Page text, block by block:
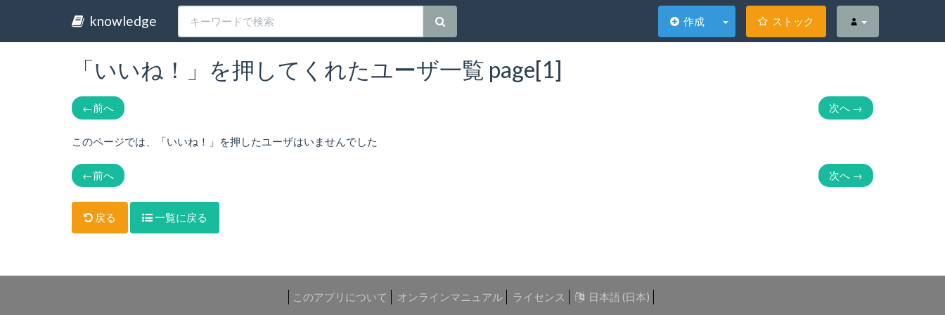
knowledge 作成 ストック
「いいね！」を押してくれたユーザ一覧 page[1]
←前へ 次へ →
このページでは、「いいね！」を押したユーザはいませんでした
←前へ 次へ →
戻る 一覧に戻る
このアプリについて オンラインマニュアル ライセンス
日本語 (日本)